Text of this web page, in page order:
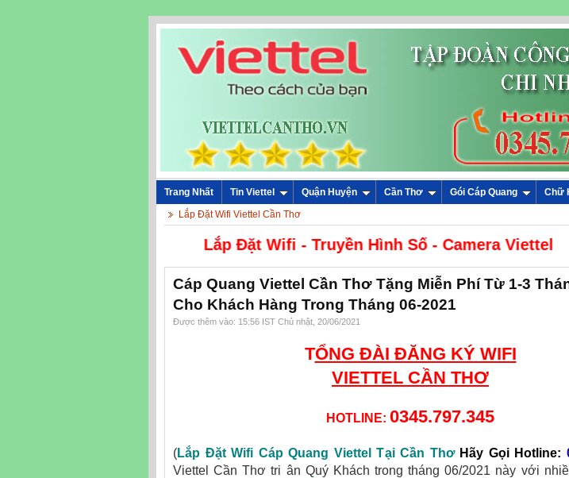
Trang Nhất Tin Viettel Quận Huyện Cần Thơ Gói Cáp Quang Chữ
Lắp Đặt Wifi Viettel Cần Thơ
Lắp Đặt Wifi - Truyền Hình Số - Camera
Cáp Quang Viettel Cần Thơ Tặng Miễn Phí Từ 1-3
Cho Khách Hàng Trong Tháng 06-2021
Được thêm vào: 15:56 IST Chủ nhật, 20/06/2021
TỔNG ĐÀI ĐĂNG KÝ WIFI
VIETTEL CẦN THƠ
HOTLINE: 0345.797.345
(Lắp Đặt Wifi Cáp Quang Viettel Tại Cần Thơ Hãy Gọi Hotline:
Viettel Cần Thơ tri ân Quý Khách trong tháng 06/2021 này với